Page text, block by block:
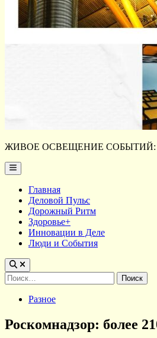
ЖИВОЕ ОСВЕЩЕНИЕ СОБЫТИЙ:
Main
Menu
Главная
Деловой Пульс
Дорожный Ритм
Здоровье+
Инновации в Деле
Люди и События
Найти:
PostedРазное
Роскомнадзор: более